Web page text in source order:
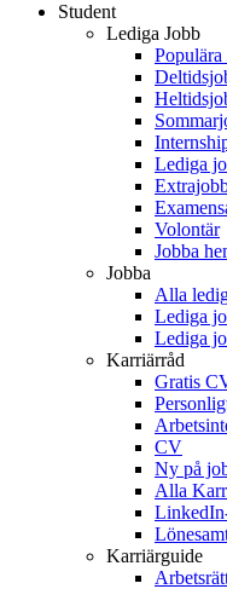
Student
Lediga Jobb
Populära
Lediga
Volontär
Jobba
Jobba
Alla
Lediga
Lediga
Karriärråd
Gratis
CV
Ny på
Alla
Karriärguide